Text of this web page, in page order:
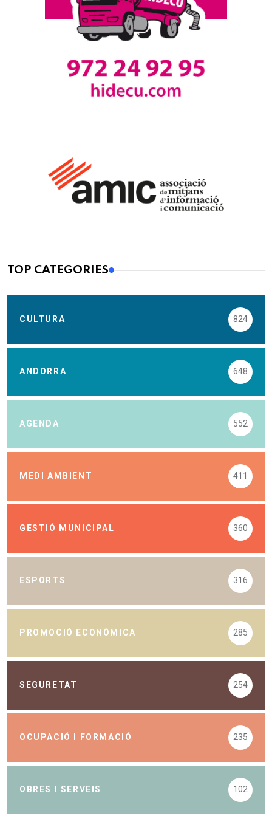
TOP CATEGORIES
CULTURA 824
ANDORRA 648
AGENDA 552
MEDI AMBIENT 411
GESTIÓ MUNICIPAL 360
ESPORTS 316
PROMOCIÓ ECONÒMICA 285
SEGURETAT 254
OCUPACIÓ I FORMACIÓ 235
OBRES I SERVEIS 102